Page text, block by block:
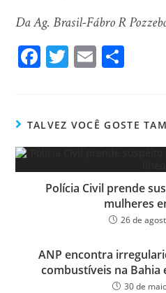
Da Ag. Brasil-Fábro R
Fa
ok
T
er
E
TALVEZ VOCÊ GOSTE
Polícia Civil prende
mulheres
26 de
ANP encontra
combustíveis na Bahia
30 de